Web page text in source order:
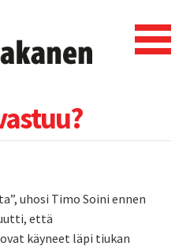
uhosi Timo Soini ennen
että
käyneet läpi tiukan